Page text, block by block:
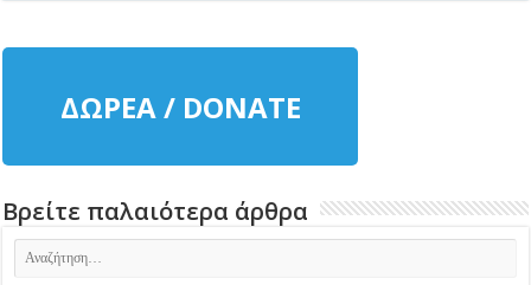
ΔΩΡΕΑ / DONATE
Βρείτε παλαιότερα άρθρα